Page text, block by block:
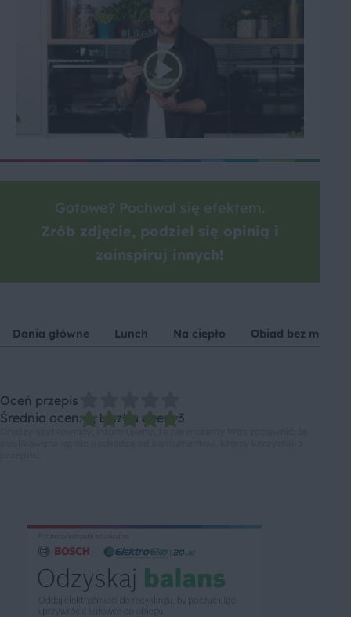
Gotowe? Pochwal się efektem.
Zrób zdjęcie, podziel się opinią i
zainspiruj innych!
Dania główne Lunch Na ciepło Obiad bez mięsa
Oceń przepis
Średnia ocen: 5, Liczba ocen: 3